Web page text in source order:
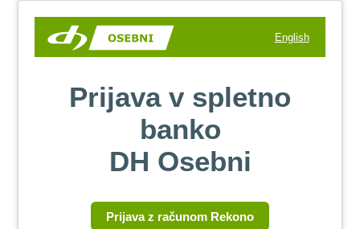
English
Prijava v spletno
banko
DH Osebni
Prijava z računom Rekono